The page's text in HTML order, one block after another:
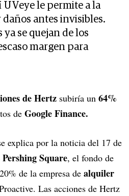
le permite a la
antes invisibles.
se quejan de los
margen para
de Hertz subiría un 64%
de Google Finance.
explica por la noticia del 17 de
Pershing Square, el fondo de
de la empresa de alquiler
Las acciones de Hertz